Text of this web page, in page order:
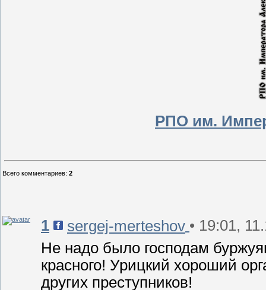
РПО им.
Всего комментариев: 2
1 sergej-merteshov • 19:01,
Не надо было господам
красного! Урицкий хороший
других преступников!